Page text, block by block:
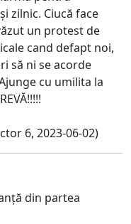
zilnic. Ciucă face
un protest de
cand defapt noi,
să ni se acorde
cu umilita la
6, 2023-06-02)
din partea